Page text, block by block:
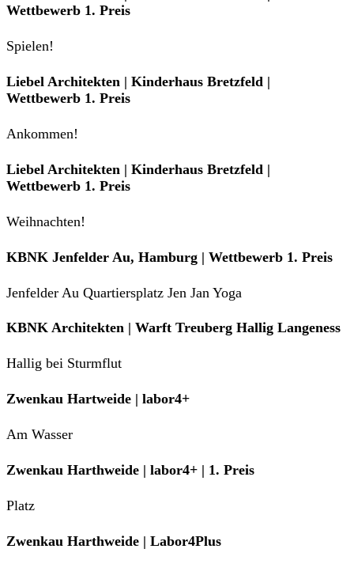
Wettbewerb 1. Preis
Spielen!
Liebel Architekten | Kinderhaus Bretzfeld |
Wettbewerb 1. Preis
Ankommen!
Liebel Architekten | Kinderhaus Bretzfeld |
Wettbewerb 1. Preis
Weihnachten!
KBNK Jenfelder Au, Hamburg | Wettbewerb 1. Preis
Jenfelder Au Quartiersplatz Jen Jan Yoga
KBNK Architekten | Warft Treuberg Hallig Langeness
Hallig bei Sturmflut
Zwenkau Hartweide | labor4+
Am Wasser
Zwenkau Harthweide | labor4+ | 1. Preis
Platz
Zwenkau Harthweide | Labor4Plus